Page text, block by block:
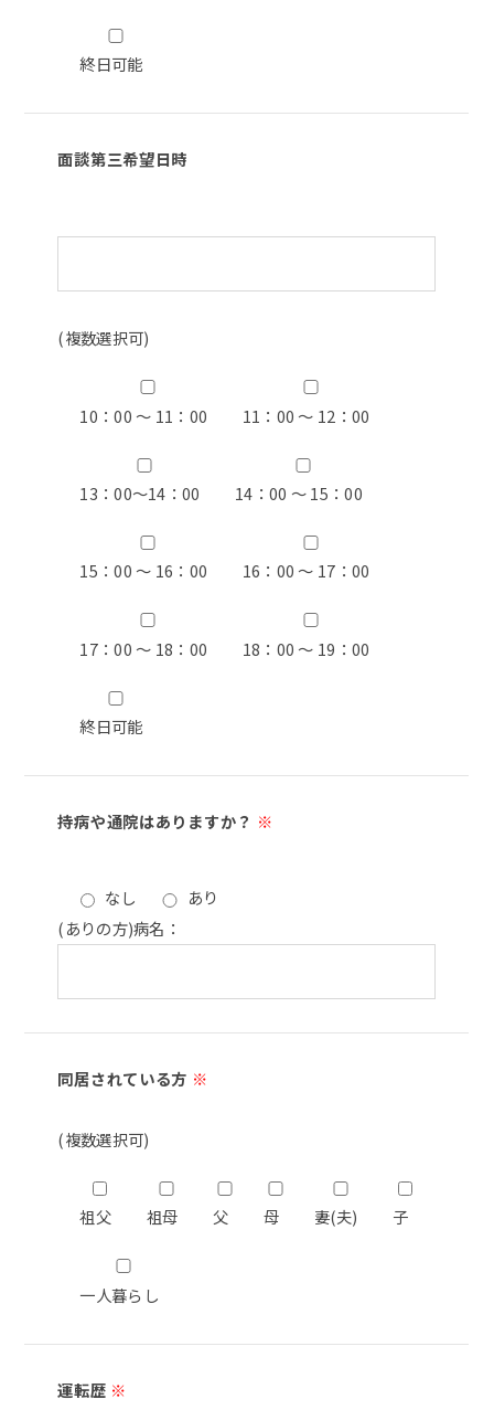
終日可能
面談第三希望日時
(複数選択可)
10：00 ～ 11：00 11：00 ～ 12：00
13：00〜14：00 14：00 ～ 15：00
15：00 ～ 16：00 16：00 ～ 17：00
17：00 ～ 18：00 18：00 ～ 19：00
終日可能
持病や通院はありますか？ ※
なし
あり
(ありの方)病名：
同居されている方 ※
(複数選択可)
祖父 祖母 父 母 妻(夫) 子
一人暮らし
運転歴 ※